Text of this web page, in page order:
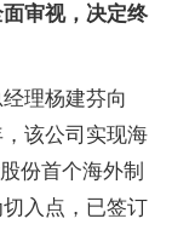
审视，决定终
理杨建芬向
该公司实现海
份首个海外制
入点，已签订